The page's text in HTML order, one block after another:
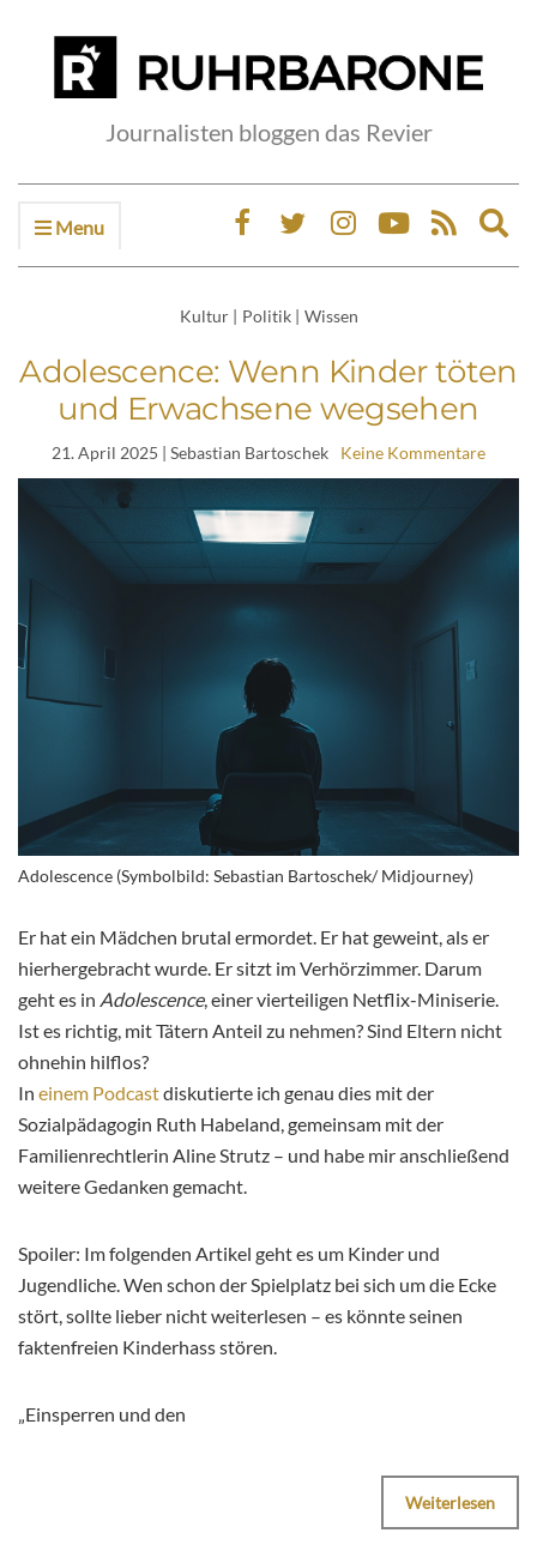
Journalisten bloggen das Revier
Menu
Kultur | Politik | Wissen
Adolescence: Wenn Kinder töten
und Erwachsene wegsehen
21. April 2025 | Sebastian Bartoschek Keine Kommentare
Adolescence (Symbolbild: Sebastian Bartoschek/ Midjourney)
Er hat ein Mädchen brutal ermordet. Er hat geweint, als er
hierhergebracht wurde. Er sitzt im Verhörzimmer. Darum
geht es in Adolescence, einer vierteiligen Netflix-Miniserie.
Ist es richtig, mit Tätern Anteil zu nehmen? Sind Eltern nicht
ohnehin hilflos?
In einem Podcastdiskutierte ich genau dies mit der
Sozialpädagogin Ruth Habeland, gemeinsam mit der
Familienrechtlerin Aline Strutz – und habe mir anschließend
weitere Gedanken gemacht.
Spoiler: Im folgenden Artikel geht es um Kinder und
Jugendliche. Wen schon der Spielplatz bei sich um die Ecke
stört, sollte lieber nicht weiterlesen – es könnte seinen
faktenfreien Kinderhass stören.
„Einsperren und den
Weiterlesen